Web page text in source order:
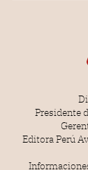
Presidente
Editora Perú